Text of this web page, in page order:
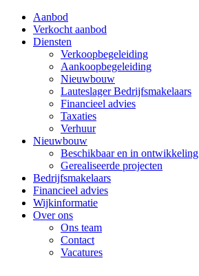
Aanbod
Verkocht aanbod
Diensten
Verkoopbegeleiding
Aankoopbegeleiding
Nieuwbouw
Lauteslager Bedrijfsmakelaars
Financieel advies
Taxaties
Verhuur
Nieuwbouw
Beschikbaar en in ontwikkeling
Gerealiseerde projecten
Bedrijfsmakelaars
Financieel advies
Wijkinformatie
Over ons
Ons team
Contact
Vacatures